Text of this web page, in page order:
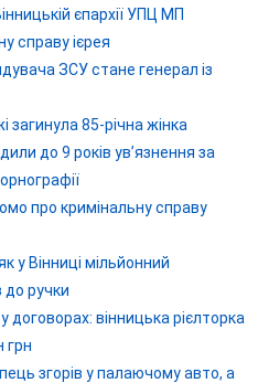
єпархії УПЦ МП
справу ієрея
ЗСУ стане генерал із
загинула 85-річна жінка
до 9 років ув’язнення за
про кримінальну справу
у Вінниці мільйонний
до ручки
договорах: вінницька рієлторка
грн
згорів у палаючому авто, а